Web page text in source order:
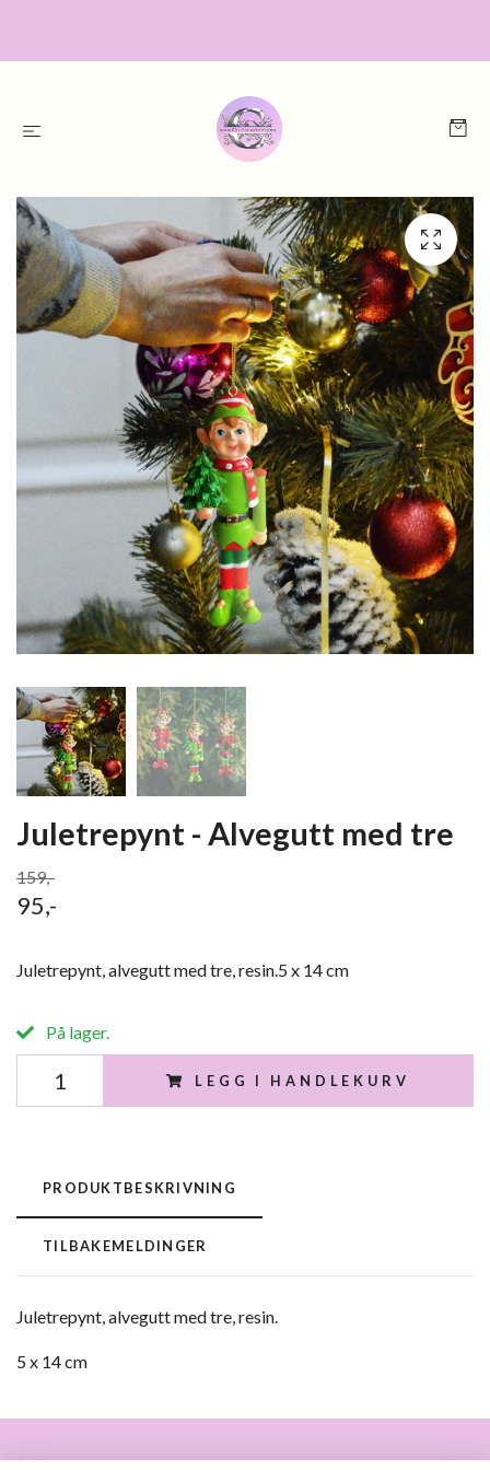
Juletrepynt - Alvegutt med tre
159,-
95,-
Juletrepynt, alvegutt med tre, resin.5 x 14 cm
På lager.
LEGG I HANDLEKURV
PRODUKTBESKRIVNING
TILBAKEMELDINGER
Juletrepynt, alvegutt med tre, resin.
5 x 14 cm